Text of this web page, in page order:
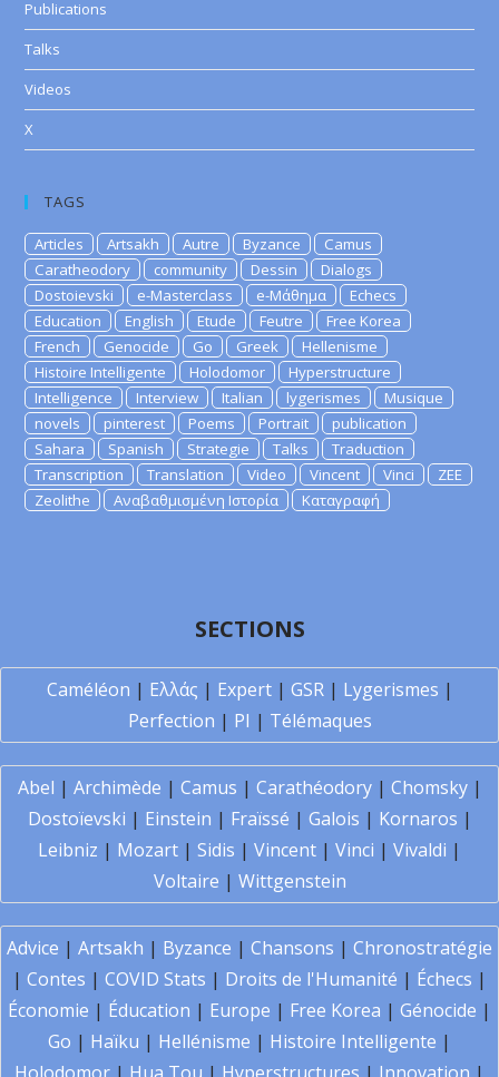
Publications
Talks
Videos
X
TAGS
Articles Artsakh Autre Byzance
Camus
Caratheodory
community Dessin
Dialogs
Dostoievski
e-Masterclass e-Μάθημα
Echecs
Education
English Etude Feutre
Free Korea
French
Genocide Go Greek
Hellenisme
Histoire Intelligente
Holodomor
Hyperstructure
Intelligence
Interview Italian lygerismes
Musique
novels
pinterest Poems Portrait
publication
Sahara
Spanish Strategie Talks
Traduction
Transcription
Translation Video Vincent Vinci
ZEE
Zeolithe
Αναβαθμισμένη Ιστορία Καταγραφή
SECTIONS
Caméléon | Ελλάς | Expert| GSR| Lygerismes |
Perfection | PI | Télémaques
Abel | Archimède | Camus | Carathéodory| Chomsky|
Dostoïevski | Einstein | Fraïssé | Galois | Kornaros |
Leibniz | Mozart | Sidis | Vincent | Vinci | Vivaldi |
Voltaire | Wittgenstein
Advice | Artsakh | Byzance | Chansons | Chronostratégie
| Contes | COVID Stats | Droits de l'Humanité | Échecs |
Économie | Éducation | Europe | Free Korea | Génocide |
Go | Haïku | Hellénisme | Histoire Intelligente |